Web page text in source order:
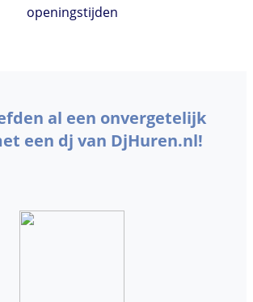
openingstijden
al een onvergetelijk
een dj van DjHuren.nl!